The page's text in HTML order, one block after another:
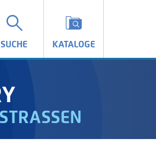
SUCHE KATALOGE